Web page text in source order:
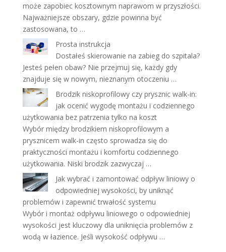
może zapobiec kosztownym naprawom w przyszłości.
Najważniejsze obszary, gdzie powinna być
zastosowana, to …
Prosta instrukcja
Dostałeś skierowanie na zabieg do szpitala?
Jesteś pełen obaw? Nie przejmuj się, każdy gdy
znajduje się w nowym, nieznanym otoczeniu …
Brodzik niskoprofilowy czy prysznic walk-in:
jak ocenić wygodę montażu i codziennego
użytkowania bez patrzenia tylko na koszt
Wybór między brodzikiem niskoprofilowym a
prysznicem walk-in często sprowadza się do
praktyczności montażu i komfortu codziennego
użytkowania. Niski brodzik zazwyczaj …
Jak wybrać i zamontować odpływ liniowy o
odpowiedniej wysokości, by uniknąć
problemów i zapewnić trwałość systemu
Wybór i montaż odpływu liniowego o odpowiedniej
wysokości jest kluczowy dla uniknięcia problemów z
wodą w łazience. Jeśli wysokość odpływu …